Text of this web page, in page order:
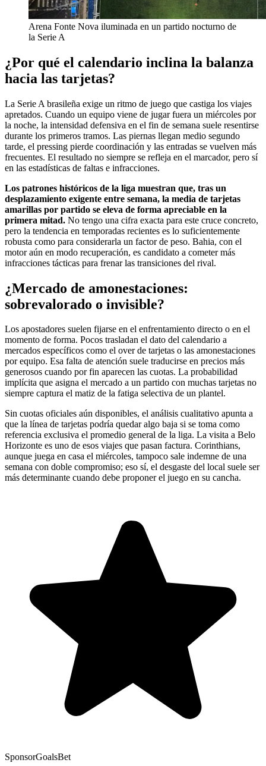
Arena Fonte Nova iluminada en un partido nocturno de
la Serie A
¿Por qué el calendario inclina la balanza
hacia las tarjetas?
La Serie A brasileña exige un ritmo de juego que castiga los viajes
apretados. Cuando un equipo viene de jugar fuera un miércoles por
la noche, la intensidad defensiva en el fin de semana suele resentirse
durante los primeros tramos. Las piernas llegan medio segundo
tarde, el pressing pierde coordinación y las entradas se vuelven más
frecuentes. El resultado no siempre se refleja en el marcador, pero sí
en las estadísticas de faltas e infracciones.
Los patrones históricos de la liga muestran que, tras un
desplazamiento exigente entre semana, la media de tarjetas
amarillas por partido se eleva de forma apreciable en la
primera mitad. No tengo una cifra exacta para este cruce concreto,
pero la tendencia en temporadas recientes es lo suficientemente
robusta como para considerarla un factor de peso. Bahia, con el
motor aún en modo recuperación, es candidato a cometer más
infracciones tácticas para frenar las transiciones del rival.
¿Mercado de amonestaciones:
sobrevalorado o invisible?
Los apostadores suelen fijarse en el enfrentamiento directo o en el
momento de forma. Pocos trasladan el dato del calendario a
mercados específicos como el over de tarjetas o las amonestaciones
por equipo. Esa falta de atención suele traducirse en precios más
generosos cuando por fin aparecen las cuotas. La probabilidad
implícita que asigna el mercado a un partido con muchas tarjetas no
siempre captura el matiz de la fatiga selectiva de un plantel.
Sin cuotas oficiales aún disponibles, el análisis cualitativo apunta a
que la línea de tarjetas podría quedar algo baja si se toma como
referencia exclusiva el promedio general de la liga. La visita a Belo
Horizonte es uno de esos viajes que pasan factura. Corinthians,
aunque juega en casa el miércoles, tampoco sale indemne de una
semana con doble compromiso; eso sí, el desgaste del local suele ser
más determinante cuando debe proponer el juego en su cancha.
SponsorGoalsBet